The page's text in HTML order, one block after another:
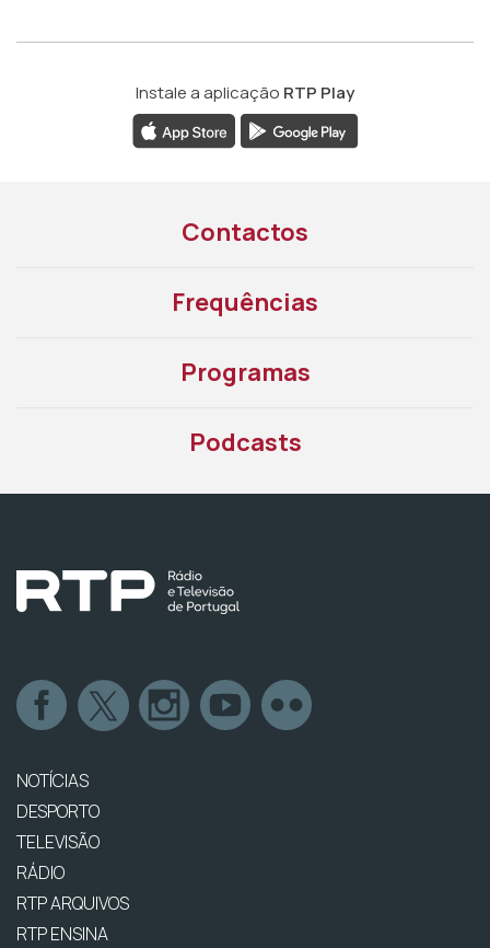
Instale a aplicação RTP Play
Contactos
Frequências
Programas
Podcasts
NOTÍCIAS
DESPORTO
TELEVISÃO
RÁDIO
RTP ARQUIVOS
RTP ENSINA